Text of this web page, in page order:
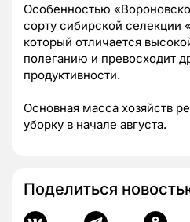
Особенностью
сорту сибирской селекции
который отличается
полеганию и превосходит
продуктивности.
Основная масса хозяйств
уборку в начале августа.
Поделиться